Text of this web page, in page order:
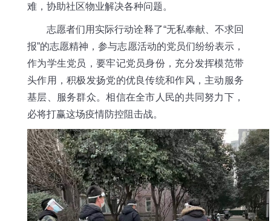
难，协助社区物业解决各种问题。
志愿者们用实际行动诠释了“无私奉献、不求回
报”的志愿精神，参与志愿活动的党员们纷纷表示，
作为学生党员，要牢记党员身份，充分发挥模范带
头作用，积极发扬党的优良传统和作风，主动服务
基层、服务群众。相信在全市人民的共同努力下，
必将打赢这场疫情防控阻击战。